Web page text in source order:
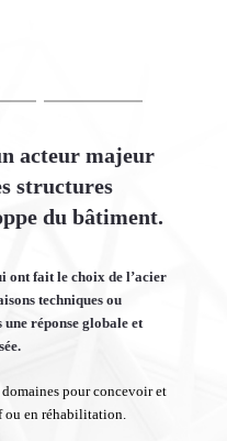
acteur majeur
structures
du bâtiment.
ont fait le choix de l’acier
techniques ou
réponse globale et
pour concevoir et
ou en réhabilitation.